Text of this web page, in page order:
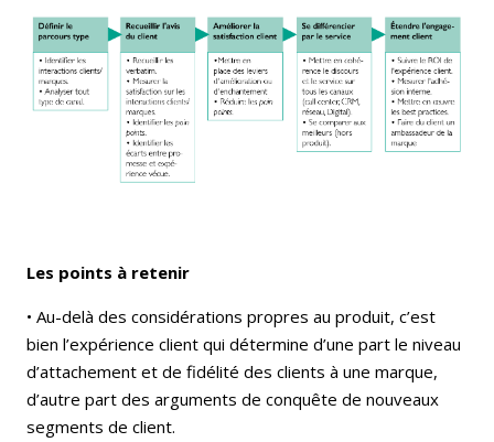
Les points à retenir
• Au-delà des considérations propres au produit, c’est
bien l’expérience client qui détermine d’une part le niveau
d’attachement et de fidélité des clients à une marque,
d’autre part des arguments de conquête de nouveaux
segments de client.